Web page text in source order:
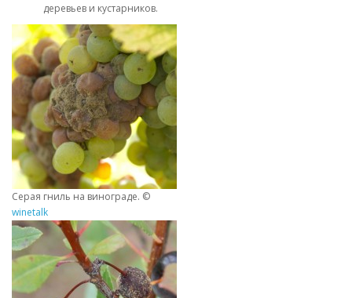
деревьев и кустарников.
Серая гниль на винограде. ©
winetalk